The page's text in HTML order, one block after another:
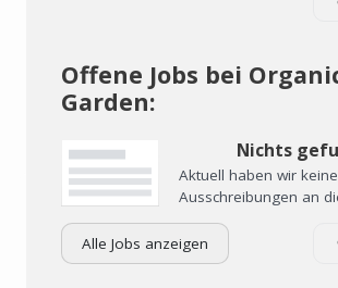
Offene Jobs bei
Garden:
Nichts
Aktuell haben wir
Ausschreibungen an
Alle Jobs anzeigen